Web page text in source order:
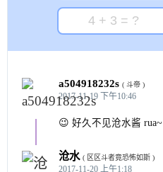
a504918232s ( 斗帝 )
2017-11-19 下午10:46
😉 好久不见沧水酱 rua~
沧水 ( 区区斗者竟恐怖如斯 )
2017-11-20 上午1:18